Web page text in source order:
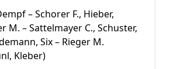
– Schorer F., Hieber,
M. – Sattelmayer C., Schuster,
Six – Rieger M.
Kleber)